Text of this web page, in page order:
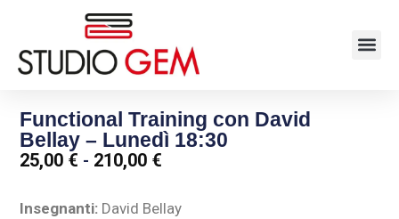
Functional Training con David
Bellay – Lunedì 18:30
25,00 € - 210,00 €
Insegnanti: David Bellay